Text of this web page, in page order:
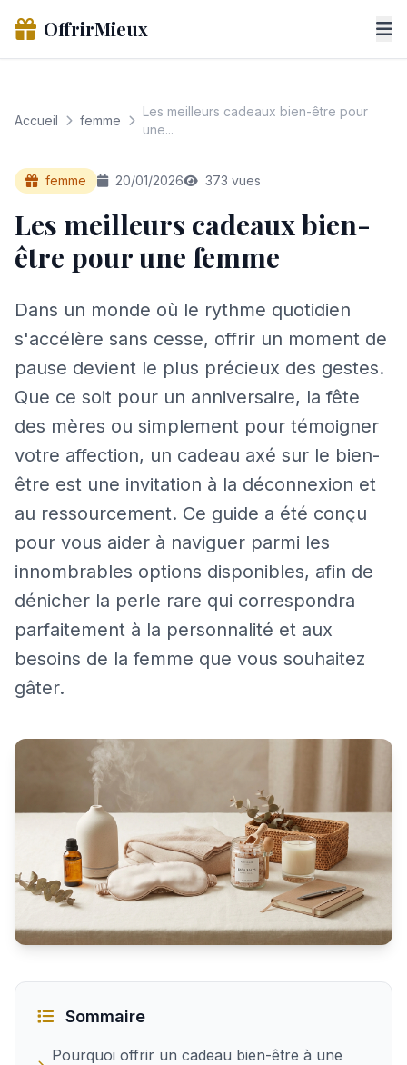
OffrirMieux
Accueil femme
Les meilleurs cadeaux bien-être pour
une...
femme 20/01/2026 373 vues
Les meilleurs cadeaux bien-
être pour une femme
Dans un monde où le rythme quotidien
s'accélère sans cesse, offrir un moment de
pause devient le plus précieux des gestes.
Que ce soit pour un anniversaire, la fête
des mères ou simplement pour témoigner
votre affection, un cadeau axé sur le bien-
être est une invitation à la déconnexion et
au ressourcement. Ce guide a été conçu
pour vous aider à naviguer parmi les
innombrables options disponibles, afin de
dénicher la perle rare qui correspondra
parfaitement à la personnalité et aux
besoins de la femme que vous souhaitez
gâter.
Sommaire
Pourquoi offrir un cadeau bien-être à une